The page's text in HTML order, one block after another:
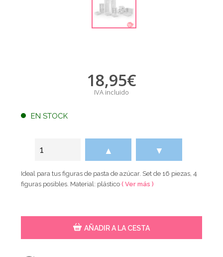
18,95€
IVA incluido
EN STOCK
▲ ▼
Ideal para tus figuras de pasta de azúcar. Set de 16 piezas, 4
figuras posibles. Material: plástico( Ver más )
AÑADIR A LA CESTA